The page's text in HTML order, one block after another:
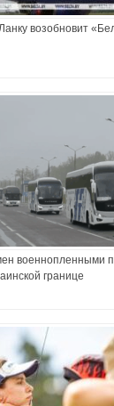
возобновит
военнопленными
границе